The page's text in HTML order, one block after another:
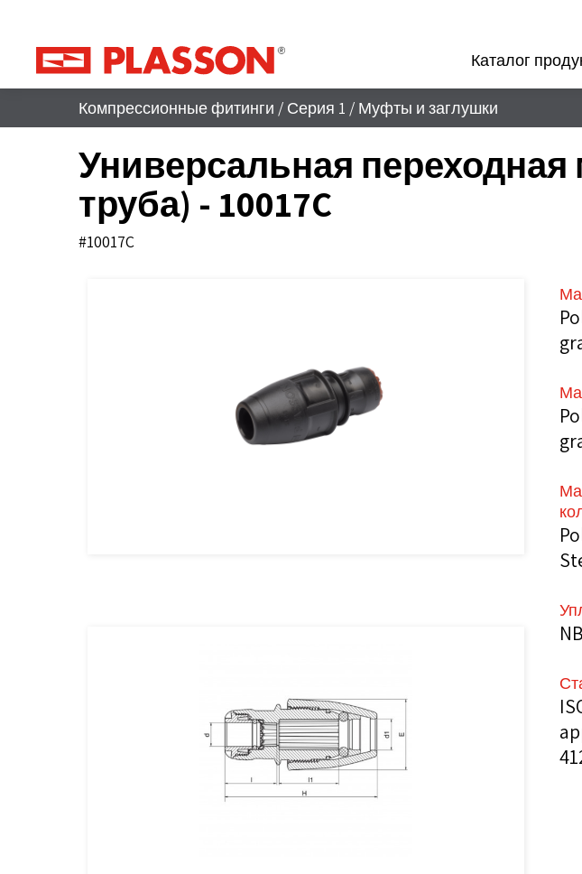
Каталог
Компрессионные фитинги / Серия 1 / Муфты и заглушки
Универсальная
труба) - 10017C
#10017C